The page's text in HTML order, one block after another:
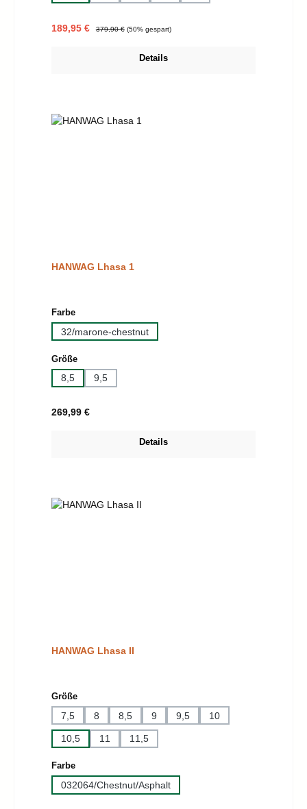
Verkaufspreis:
189,95 € Regulärer Preis:
379,90 € (50% gespart)
Details
HANWAG Lhasa 1
Farbeauswählen
32/marone-chestnut
Größeauswählen
8,5 9,5
Regulärer Preis:
269,99 €
Details
HANWAG Lhasa II
Größeauswählen
7,5 8 8,5 9 9,5 10
10,5 11 11,5
Farbeauswählen
032064/Chestnut/Asphalt